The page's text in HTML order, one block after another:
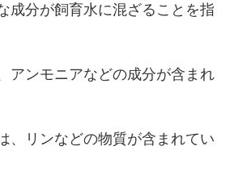
成分が飼育水に混ざることを指
アンモニアなどの成分が含まれ
、リンなどの物質が含まれてい